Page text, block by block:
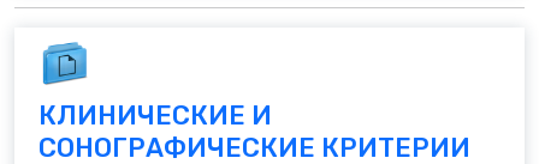
КЛИНИЧЕСКИЕ И
СОНОГРАФИЧЕСКИЕ КРИТЕРИИ